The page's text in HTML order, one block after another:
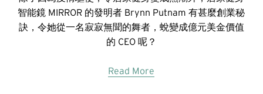
智能鏡 MIRROR 的發明者 Brynn Putnam 有甚麼創業秘
訣，令她從一名寂寂無聞的舞者，蛻變成億元美金價值
的 CEO 呢？
Read More